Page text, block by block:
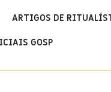
ARTIGOS DE
GOSP